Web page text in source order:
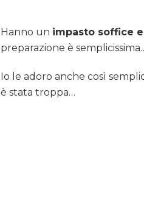
Hanno un impasto soffice
preparazione è
Io le adoro anche così
è stata troppa…